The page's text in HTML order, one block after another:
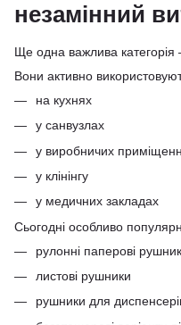
незамінний
Ще одна важлива
Вони активно
на кухнях
у санвузлах
у виробничих
у клінінгу
у медичних закладах
Сьогодні особливо
рулонні паперові
листові рушники
рушники для